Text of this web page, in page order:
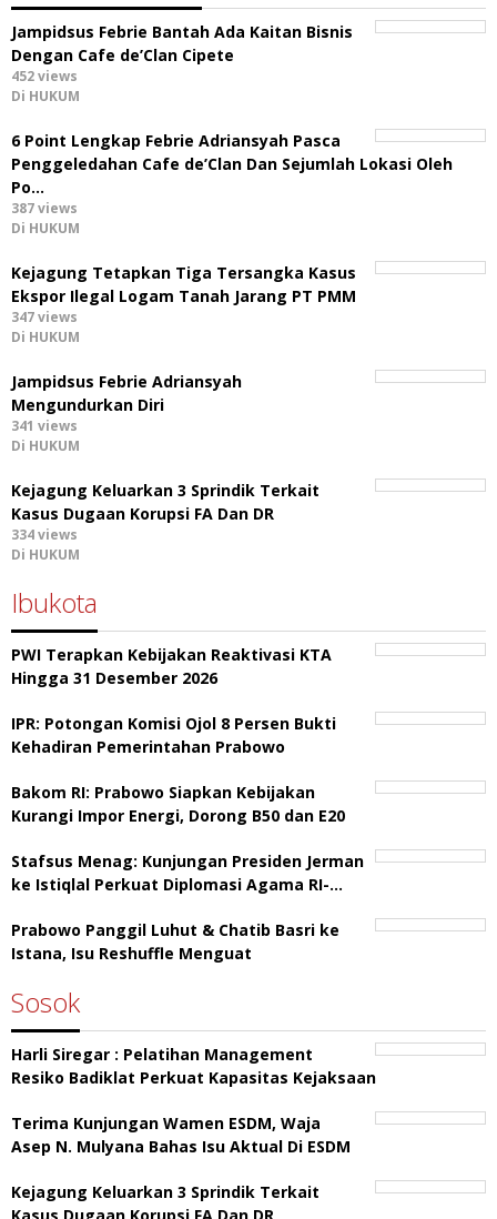
Jampidsus Febrie Bantah Ada Kaitan Bisnis
Dengan Cafe de’Clan Cipete
452 views
Di HUKUM
6 Point Lengkap Febrie Adriansyah Pasca
Penggeledahan Cafe de’Clan Dan Sejumlah Lokasi Oleh
Po…
387 views
Di HUKUM
Kejagung Tetapkan Tiga Tersangka Kasus
Ekspor Ilegal Logam Tanah Jarang PT PMM
347 views
Di HUKUM
Jampidsus Febrie Adriansyah
Mengundurkan Diri
341 views
Di HUKUM
Kejagung Keluarkan 3 Sprindik Terkait
Kasus Dugaan Korupsi FA Dan DR
334 views
Di HUKUM
Ibukota
PWI Terapkan Kebijakan Reaktivasi KTA
Hingga 31 Desember 2026
IPR: Potongan Komisi Ojol 8 Persen Bukti
Kehadiran Pemerintahan Prabowo
Bakom RI: Prabowo Siapkan Kebijakan
Kurangi Impor Energi, Dorong B50 dan E20
Stafsus Menag: Kunjungan Presiden Jerman
ke Istiqlal Perkuat Diplomasi Agama RI-…
Prabowo Panggil Luhut & Chatib Basri ke
Istana, Isu Reshuffle Menguat
Sosok
Harli Siregar : Pelatihan Management
Resiko Badiklat Perkuat Kapasitas Kejaksaan
Terima Kunjungan Wamen ESDM, Waja
Asep N. Mulyana Bahas Isu Aktual Di ESDM
Kejagung Keluarkan 3 Sprindik Terkait